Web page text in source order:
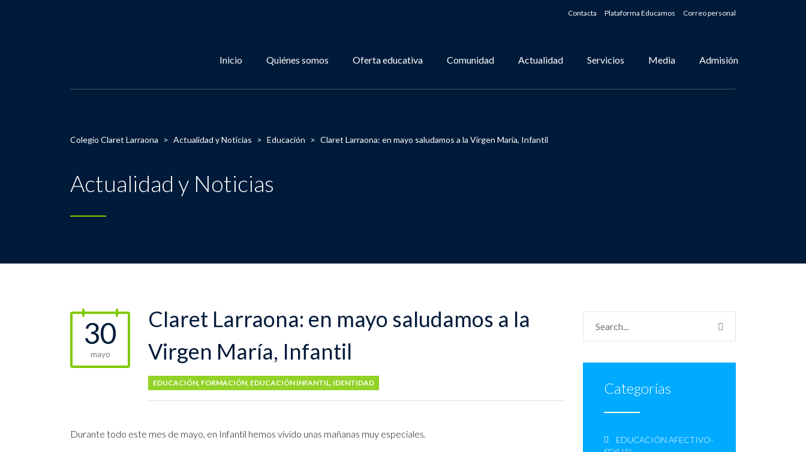
Contacta Plataforma Educamos Correo personal
Inicio Quiénes somos Oferta educativa Comunidad Actualidad Servicios Media Admisión
Colegio Claret Larraona > Actualidad y Noticias > Educación > Claret Larraona: en mayo saludamos a la Virgen María, Infantil
Actualidad y Noticias
30
mayo
Claret Larraona: en mayo saludamos a la
Virgen María, Infantil
EDUCACIÓN, FORMACIÓN, EDUCACIÓN INFANTIL, IDENTIDAD
Durante todo este mes de mayo, en Infantil hemos vivido unas mañanas muy especiales.
Categorías
EDUCACIÓN AFECTIVO-